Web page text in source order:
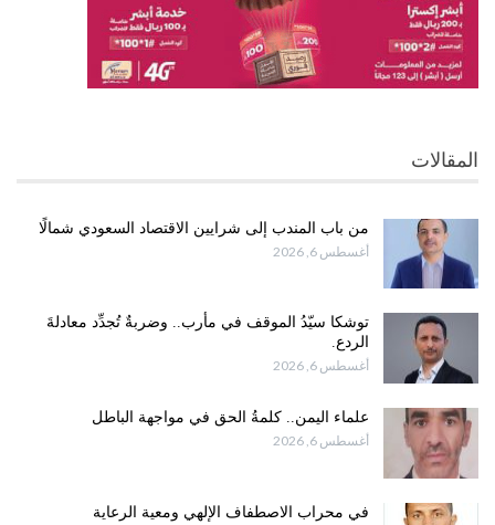
المقالات
من باب المندب إلى شرايين الاقتصاد السعودي شمالًا
أغسطس 6, 2026
توشكا سيّدُ الموقف في مأرب.. وضربةٌ تُجدِّد معادلةَ
الردع.
أغسطس 6, 2026
علماء اليمن.. كلمةُ الحق في مواجهة الباطل
أغسطس 6, 2026
في محراب الاصطفاف الإلهي ومعية الرعاية